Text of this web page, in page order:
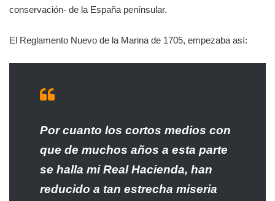
conservación- de la España penínsular.
El Reglamento Nuevo de la Marina de 1705, empezaba así:
Por cuanto los cortos medios con
que de muchos años a esta parte
se halla mi Real Hacienda, han
reducido a tan estrecha miseria